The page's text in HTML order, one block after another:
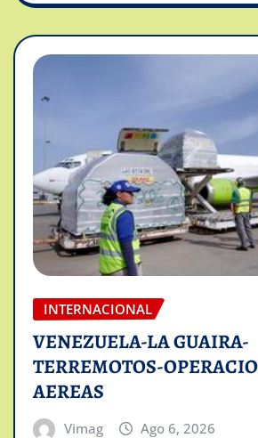
INTERNACIONAL
VENEZUELA-LA GUAIRA-
TERREMOTOS-
AEREAS
Vimag Ago 6, 2026